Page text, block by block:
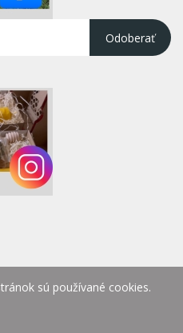
Odoberať
sú používané cookies.